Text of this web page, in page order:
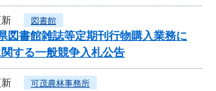
図書館
図書館雑誌等定期刊行物購入業務に
する一般競争入札公告
可茂農林事務所